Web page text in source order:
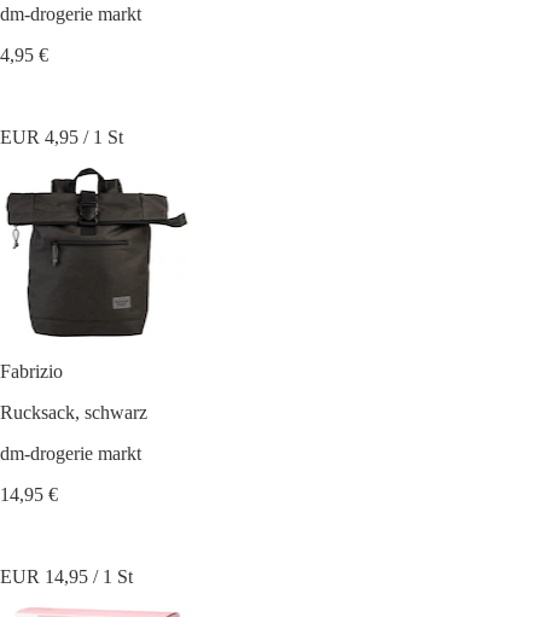
dm-drogerie markt
4,95 €
EUR 4,95 / 1 St
Fabrizio
Rucksack, schwarz
dm-drogerie markt
14,95 €
EUR 14,95 / 1 St